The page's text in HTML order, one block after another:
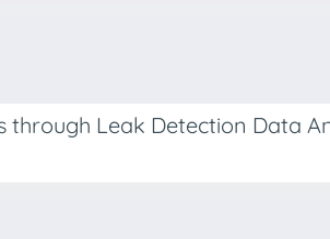
Leak Detection Data